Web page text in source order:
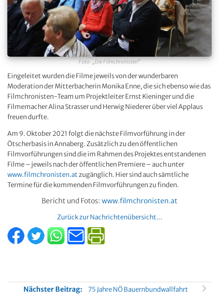
Foto: „Die Filmchronisten“
Eingeleitet wurden die Filme jeweils von der wunderbaren
Moderation der Mitterbacherin Monika Enne, die sich ebenso wie das
Filmchronisten-Team um Projektleiter Ernst Kieninger und die
Filmemacher Alina Strasser und Herwig Niederer über viel Applaus
freuen durfte.
Am 9. Oktober 2021 folgt die nächste Filmvorführung in der
Ötscherbasis in Annaberg. Zusätzlich zu den öffentlichen
Filmvorführungen sind die im Rahmen des Projektes entstandenen
Filme – jeweils nach der öffentlichen Premiere – auch unter
www.filmchronisten.atzugänglich. Hier sind auch sämtliche
Termine für die kommenden Filmvorführungen zu finden.
Bericht und Fotos: www.filmchronisten.at
Zurück zur Nachrichtenübersicht...
Nächster Beitrag: 75 Jahre NÖ Bauernbundwallfahrt